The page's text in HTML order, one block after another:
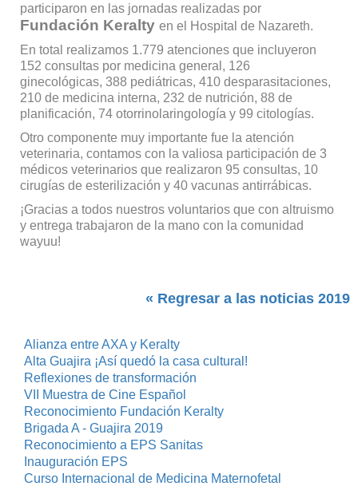
participaron en las jornadas realizadas por
Fundación Keralty en el Hospital de Nazareth.
En total realizamos 1.779 atenciones que incluyeron
152 consultas por medicina general, 126
ginecológicas, 388 pediátricas, 410 desparasitaciones,
210 de medicina interna, 232 de nutrición, 88 de
planificación, 74 otorrinolaringología y 99 citologías.
Otro componente muy importante fue la atención
veterinaria, contamos con la valiosa participación de 3
médicos veterinarios que realizaron 95 consultas, 10
cirugías de esterilización y 40 vacunas antirrábicas.
¡Gracias a todos nuestros voluntarios que con altruismo
y entrega trabajaron de la mano con la comunidad
wayuu!
« Regresar a las noticias 2019
Alianza entre AXA y Keralty
Alta Guajira ¡Así quedó la casa cultural!
Reflexiones de transformación
VII Muestra de Cine Español
Reconocimiento Fundación Keralty
Brigada A - Guajira 2019
Reconocimiento a EPS Sanitas
Inauguración EPS
Curso Internacional de Medicina Maternofetal